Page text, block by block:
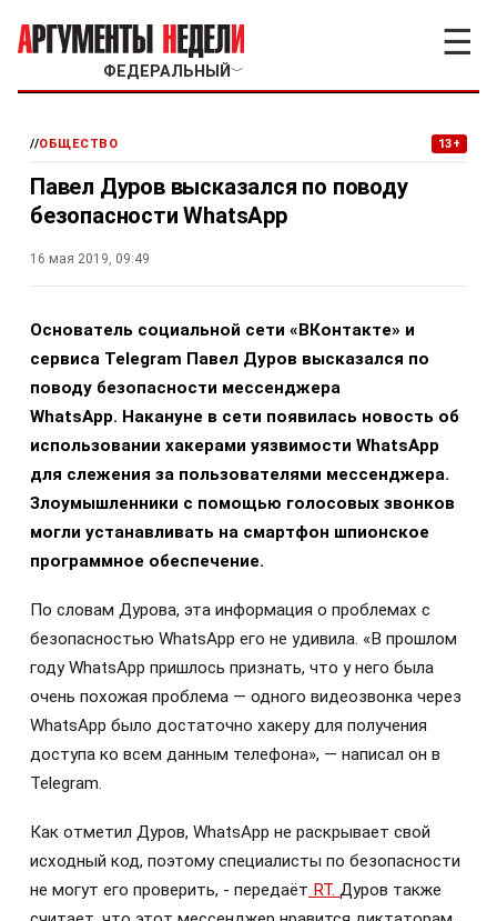
ФЕДЕРАЛЬНЫЙ ﹀
☰
//ОБЩЕСТВО 13+
Павел Дуров высказался по поводу
безопасности WhatsApp
16 мая 2019, 09:49
Основатель социальной сети «ВКонтакте» и
сервиса Telegram Павел Дуров высказался по
поводу безопасности мессенджера
WhatsApp. Накануне в сети появилась новость об
использовании хакерами уязвимости WhatsApp
для слежения за пользователями мессенджера.
Злоумышленники с помощью голосовых звонков
могли устанавливать на смартфон шпионское
программное обеспечение.
По словам Дурова, эта информация о проблемах с
безопасностью WhatsApp его не удивила. «В прошлом
году WhatsApp пришлось признать, что у него была
очень похожая проблема — одного видеозвонка через
WhatsApp было достаточно хакеру для получения
доступа ко всем данным телефона», — написал он в
Telegram.
Как отметил Дуров, WhatsApp не раскрывает свой
исходный код, поэтому специалисты по безопасности
не могут его проверить, - передаёт RT. Дуров также